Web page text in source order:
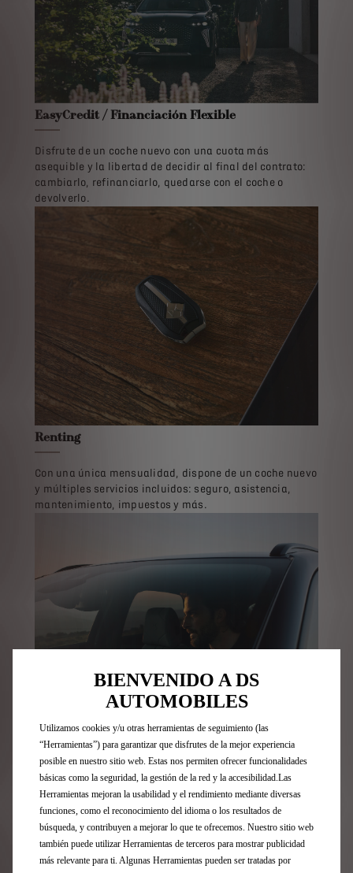
EasyCredit / Financiación Flexible
Disfrute de un coche nuevo con una cuota más
asequible y la libertad de decidir al final del contrato:
cambiarlo, refinanciarlo, quedarse con el coche o
devolverlo.
Renting
Con una única mensualidad, dispone de un coche nuevo
y múltiples servicios incluidos: seguro, asistencia,
mantenimiento, impuestos y más.
Financiación para coche eléctrico
Stellantis Financial Services configura la
financiación de su vehículo incluyendo una cuota
por el importe de la eventual ayuda Plan Auto+ en
el momento en que previsiblemente ya haya
podido percibir dicho importe en caso de que haya
sido concedido, minorando así el resto de cuotas.
BIENVENIDO A DS
AUTOMOBILES
Utilizamos cookies y/u otras herramientas de seguimiento (las
“Herramientas”) para garantizar que disfrutes de la mejor experiencia
posible en nuestro sitio web. Estas nos permiten ofrecer funcionalidades
básicas como la seguridad, la gestión de la red y la accesibilidad.Las
Herramientas mejoran la usabilidad y el rendimiento mediante diversas
funciones, como el reconocimiento del idioma o los resultados de
búsqueda, y contribuyen a mejorar lo que te ofrecemos. Nuestro sitio web
también puede utilizar Herramientas de terceros para mostrar publicidad
más relevante para ti. Algunas Herramientas pueden ser tratadas por